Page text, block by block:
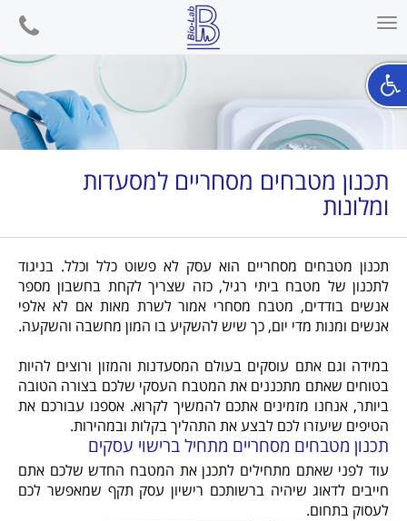
Toggle
phone
תכנון מטבחים מסחריים למסעדות
ומלונות
תכנון מטבחים מסחריים הוא עסק לא פשוט כלל וכלל. בניגוד
לתכנון של מטבח ביתי רגיל, כזה שצריך לקחת בחשבון מספר
אנשים בודדים, מטבח מסחרי אמור לשרת מאות אם לא אלפי
אנשים ומנות מדי יום, כך שיש להשקיע בו המון מחשבה והשקעה.
במידה וגם אתם עוסקים בעולם המסעדנות והמזון ורוצים להיות
בטוחים שאתם מתכננים את המטבח העסקי שלכם בצורה הטובה
ביותר, אנחנו מזמינים אתכם להמשיך לקרוא. אספנו עבורכם את
הטיפים שיעזרו לכם לבצע את התהליך בקלות ובמהירות.
תכנון מטבחים מסחריים מתחיל ברישוי עסקים
עוד לפני שאתם מתחילים לתכנן את המטבח החדש שלכם אתם
חייבים לדאוג שיהיה ברשותכם רישיון עסק תקף שמאפשר לכם
לעסוק בתחום.